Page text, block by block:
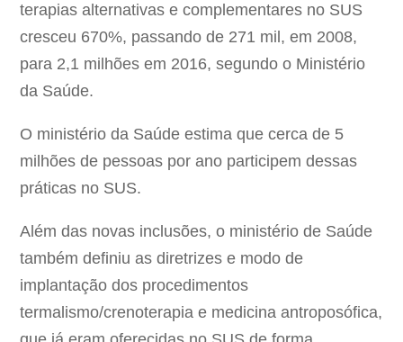
terapias alternativas e complementares no SUS
cresceu 670%, passando de 271 mil, em 2008,
para 2,1 milhões em 2016, segundo o Ministério
da Saúde.
O ministério da Saúde estima que cerca de 5
milhões de pessoas por ano participem dessas
práticas no SUS.
Além das novas inclusões, o ministério de Saúde
também definiu as diretrizes e modo de
implantação dos procedimentos
termalismo/crenoterapia e medicina antroposófica,